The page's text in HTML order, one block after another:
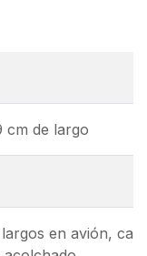
cm de largo
largos en avión,